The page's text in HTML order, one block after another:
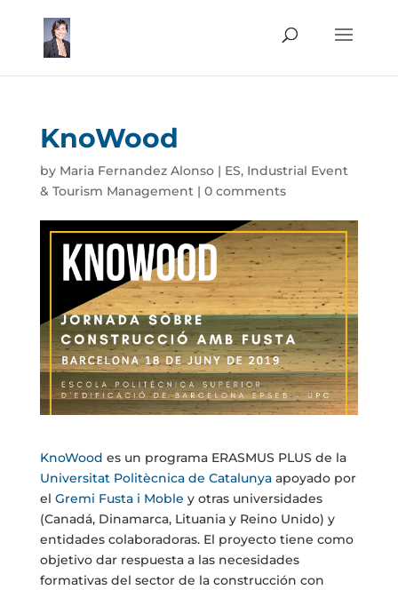
KnoWood
by Maria Fernandez Alonso| ES, Industrial Event
& Tourism Management| 0 comments
KnoWood es un programa ERASMUS PLUS de la
Universitat Politècnica de Catalunyaapoyado por
el Gremi Fusta i Moble y otras universidades
(Canadá, Dinamarca, Lituania y Reino Unido) y
entidades colaboradoras. El proyecto tiene como
objetivo dar respuesta a las necesidades
formativas del sector de la construcción con